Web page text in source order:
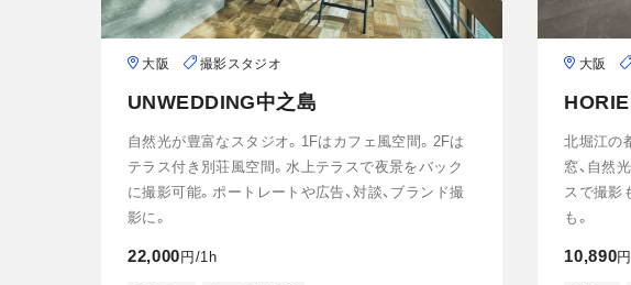
大阪 撮影スタジオ
UNWEDDING中之島
自然光が豊富なスタジオ。1Fはカフェ風空間。2Fは
テラス付き別荘風空間。水上テラスで夜景をバック
に撮影可能。ポートレートや広告、対談、ブランド撮
影に。
22,000円/1h
大阪
北堀江の
窓、自然
スで撮影
も。
10,890